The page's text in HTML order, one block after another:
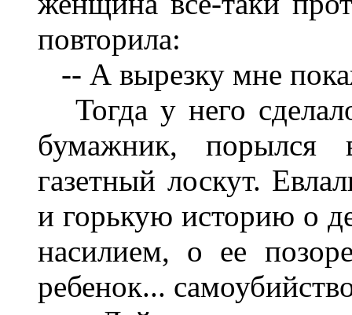
повторила:
-- А вырезку мне
Тогда у него
бумажник,
газетный лоскут.
и горькую историю о
насилием, о ее
ребенок...